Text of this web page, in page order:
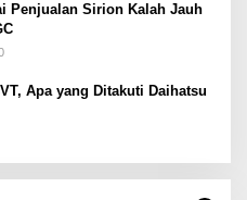
Penjualan Sirion Kalah Jauh
Apa yang Ditakuti Daihatsu